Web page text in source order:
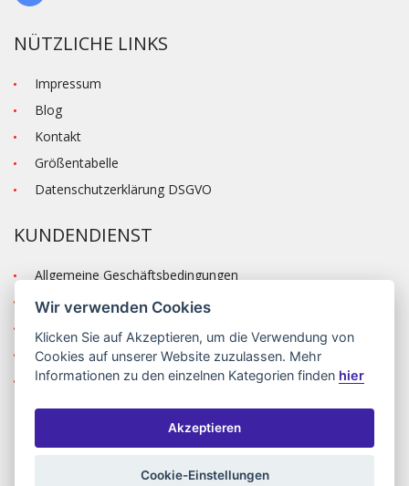
NÜTZLICHE LINKS
Impressum
Blog
Kontakt
Größentabelle
Datenschutzerklärung DSGVO
KUNDENDIENST
Allgemeine Geschäftsbedingungen
Versand und Zahlung
Reklamation
Anmelden
Registrieren
©2026 MODA ČAPEK s.r.o. Made by INIZIO Internet media s.r.o.
Wir verwenden Cookies
Klicken Sie auf Akzeptieren, um die Verwendung von
Cookies auf unserer Website zuzulassen. Mehr
Informationen zu den einzelnen Kategorien finden hier
Akzeptieren
Cookie-Einstellungen